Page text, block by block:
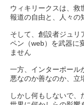
ウィキリークスは、救
報道の自由と、人々の
そして、創設者ジュリ
ペン（web）を武器に
ません
一方、インターポール
悪なのか善なのか、立
しかし何もしないで